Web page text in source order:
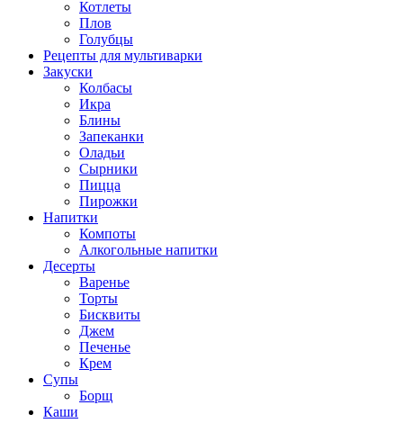
Котлеты
Плов
Голубцы
Рецепты для мультиварки
Закуски
Колбасы
Икра
Блины
Запеканки
Оладьи
Сырники
Пицца
Пирожки
Напитки
Компоты
Алкогольные напитки
Десерты
Варенье
Торты
Бисквиты
Джем
Печенье
Крем
Супы
Борщ
Каши